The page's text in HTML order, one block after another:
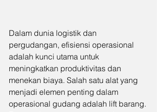
Dalam dunia logistik dan
pergudangan, efisiensi operasional
adalah kunci utama untuk
meningkatkan produktivitas dan
menekan biaya. Salah satu alat yang
menjadi elemen penting dalam
operasional gudang adalah lift barang.